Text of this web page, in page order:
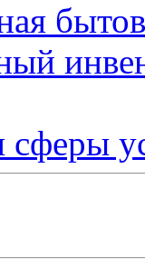
сферы